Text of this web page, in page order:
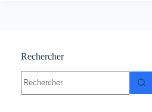
Rechercher
résultat